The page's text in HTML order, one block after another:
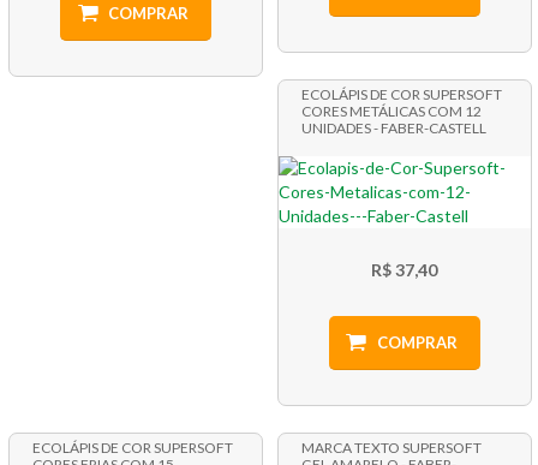
COMPRAR
ECOLÁPIS DE COR SUPERSOFT
CORES METÁLICAS COM 12
UNIDADES - FABER-CASTELL
R$ 37,40
COMPRAR
ECOLÁPIS DE COR SUPERSOFT
MARCA TEXTO SUPERSOFT